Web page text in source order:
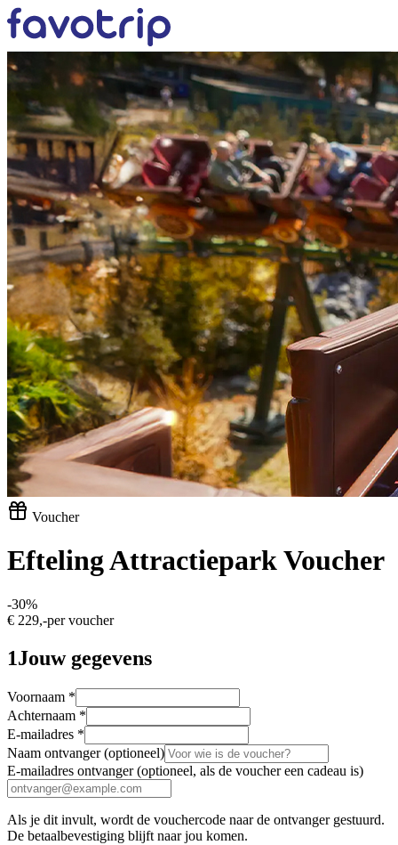
Voucher
Efteling Attractiepark Voucher
-30%
€ 229,-per voucher
1Jouw gegevens
Voornaam *
Achternaam *
E-mailadres *
Naam ontvanger (optioneel)
E-mailadres ontvanger (optioneel, als de voucher een cadeau is)
Als je dit invult, wordt de vouchercode naar de ontvanger gestuurd.
De betaalbevestiging blijft naar jou komen.